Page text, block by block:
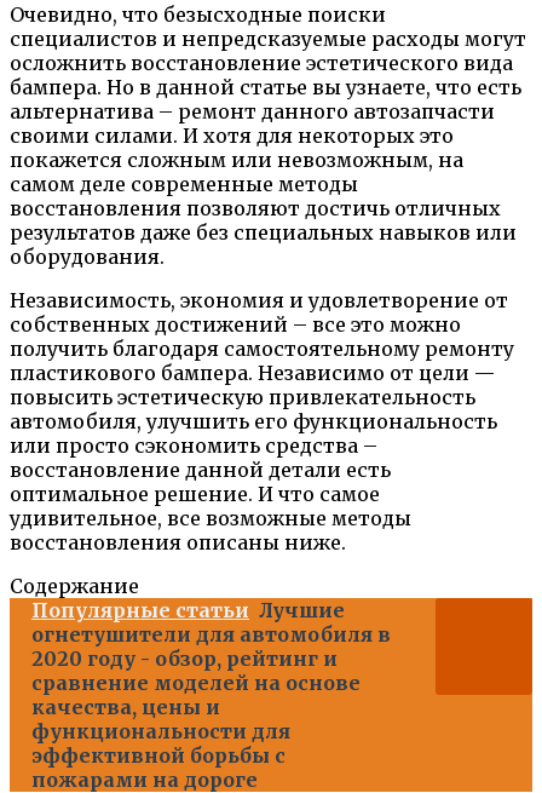
Очевидно, что безысходные поиски
специалистов и непредсказуемые расходы могут
осложнить восстановление эстетического вида
бампера. Но в данной статье вы узнаете, что есть
альтернатива – ремонт данного автозапчасти
своими силами. И хотя для некоторых это
покажется сложным или невозможным, на
самом деле современные методы
восстановления позволяют достичь отличных
результатов даже без специальных навыков или
оборудования.
Независимость, экономия и удовлетворение от
собственных достижений – все это можно
получить благодаря самостоятельному ремонту
пластикового бампера. Независимо от цели —
повысить эстетическую привлекательность
автомобиля, улучшить его функциональность
или просто сэкономить средства –
восстановление данной детали есть
оптимальное решение. И что самое
удивительное, все возможные методы
восстановления описаны ниже.
Содержание
Популярные статьи Лучшие
огнетушители для автомобиля в
2020 году - обзор, рейтинг и
сравнение моделей на основе
качества, цены и
функциональности для
эффективной борьбы с
пожарами на дороге